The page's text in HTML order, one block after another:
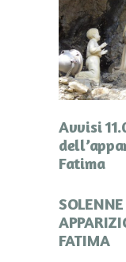
Avvisi
Fatima
FATIMA